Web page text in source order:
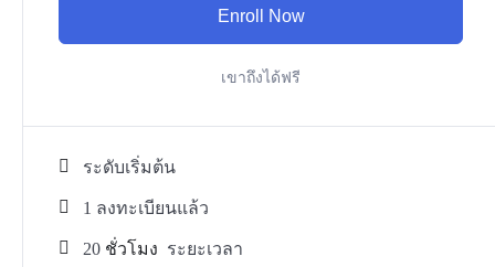
Enroll Now
เขาถึงได้ฟรี
ระดับเริ่มต้น
1 ลงทะเบียนแล้ว
20 ชั่วโมง ระยะเวลา